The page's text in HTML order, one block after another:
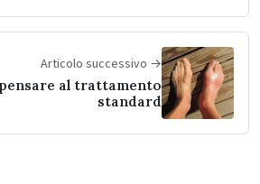
Articolo successivo →
al trattamento
standard